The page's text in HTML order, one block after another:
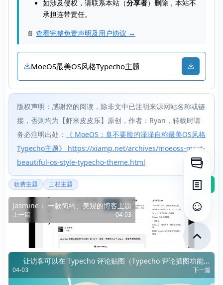
如涉及侵权，请联系本站（分享者）删除，本站不
承担连带责任。
📄 查看完整免责声明及用户协议 →
MoeOS最美OS风格Typecho主题
版权声明：感谢您的阅读，除非文中已注明来源网站名称或链
接，否则均为【虾米皮皮乐】原创，作者：Ryan，转载时请
务必注明出处：
《 MoeOS：臭不要脸的泽泽自称最美OS风格
Typecho主题》 https://xiamp.net/archives/moeoss-most-
beautiful-os-style-typecho-theme.html
收费主题 三栏主题 打赏
Jasmine： 一款简约、美观的博客主题
上一篇 04-03
让访客可以在 Typecho 评论贴图（Typecho 评论插图功能实
现）
04-03 下一篇
打开侧
打开目
查看评